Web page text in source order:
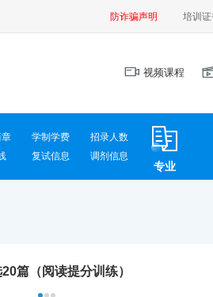
防诈骗声明 培训
视频课程
学制学费
招录人数
复试信息 调剂信息
专业
篇（阅读提分训练）